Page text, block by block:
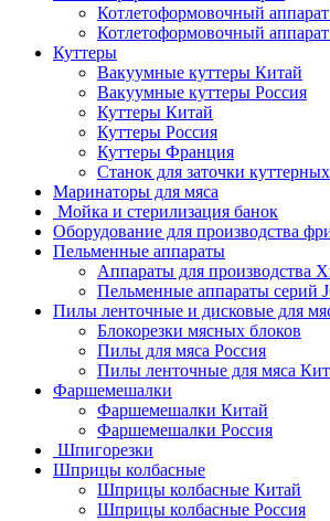
Котлетоформовочный
Котлетоформовочный
Куттеры
Вакуумные куттеры Китай
Вакуумные куттеры Россия
Куттеры Китай
Куттеры Россия
Куттеры Франция
Станок для заточки
Маринаторы для мяса
Мойка и стерилизация банок
Оборудование для производства
Пельменные аппараты
Аппараты для производства
Пельменные аппараты серий
Пилы ленточные и дисковые для
Блокорезки мясных блоков
Пилы для мяса Россия
Пилы ленточные для мяса
Фаршемешалки
Фаршемешалки Китай
Фаршемешалки Россия
Шпигорезки
Шприцы колбасные
Шприцы колбасные Китай
Шприцы колбасные Россия